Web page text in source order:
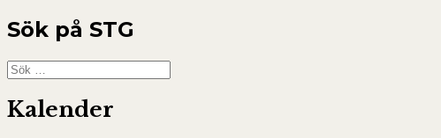
Sök på STG
Sök
efter:
Kalender